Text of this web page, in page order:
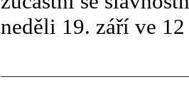
neděli 19. září ve